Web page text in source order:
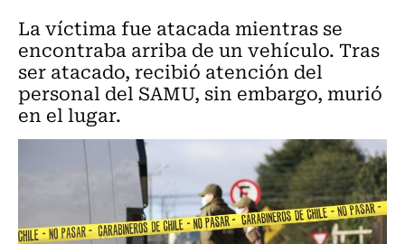
La víctima fue atacada mientras se
encontraba arriba de un vehículo. Tras
ser atacado, recibió atención del
personal del SAMU, sin embargo, murió
en el lugar.